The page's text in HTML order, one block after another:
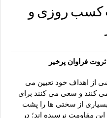
یا من اظهر الجمیل برای
– ذکر مخصوص مستجاب الدعوه
ترس و بی خوابی کودکان
– دعای چشم زخم ماشاالله
آرامش قلب و رفع اضطراب
کسب روزی و
فراوان پرخیر
از اهداف خود تعیین می
می کنند و سعی می کنند برای
از سختی ها را پشت
مقاومت نرسیده اند؛ در